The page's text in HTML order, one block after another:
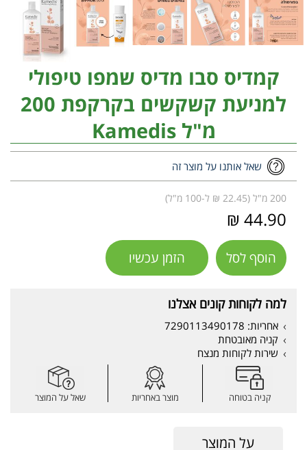
קמדיס סבו מדיס שמפו טיפולי
למניעת קשקשים בקרקפת 200
מ"ל Kamedis
שאל אותנו על מוצר זה
200 מ"ל (22.45 ₪ ל-100 מ"ל)
44.90 ₪
הוסף לסל הזמן עכשיו
למה לקוחות קונים אצלנו
אחריות: 7290113490178
קניה מאובטחת
שירות לקוחות מנצח
קניה בטוחה מוצר באחריות שאל על המוצר
על המוצר